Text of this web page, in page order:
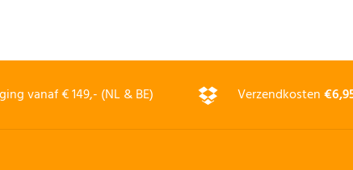
vanaf € 149,- (NL & BE) Verzendkosten